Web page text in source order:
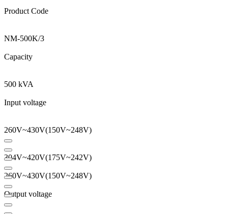
Product Code
NM-500K/3
Capacity
500 kVA
Input voltage
260V~430V(150V~248V)
304V~420V(175V~242V)
260V~430V(150V~248V)
Output voltage